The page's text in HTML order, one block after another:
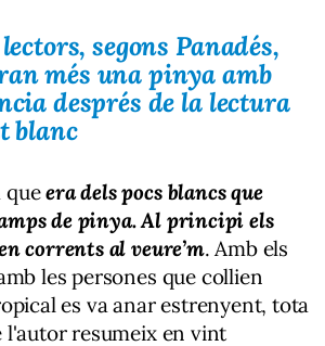
segons Panadés,
més una pinya amb
després de la lectura
blanc
queera dels pocs blancs que
de pinya. Al principi els
corrents al veure’m. Amb els
les persones que collien
es va anar estrenyent, tota
l'autor resumeix en vint